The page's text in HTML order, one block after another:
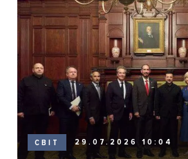
СВІТ 29.07.2026 10:04